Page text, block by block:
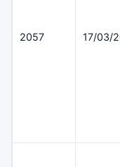
2057 17/03/